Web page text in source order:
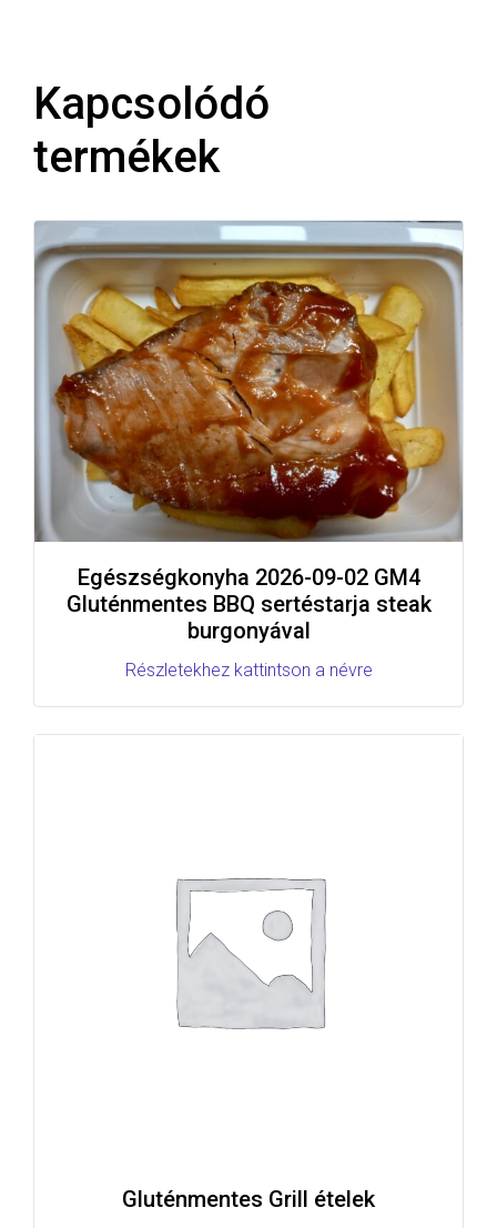
Kapcsolódó
termékek
Egészségkonyha 2026-09-02 GM4
Gluténmentes BBQ sertéstarja steak
burgonyával
Részletekhez kattintson a névre
Gluténmentes Grill ételek